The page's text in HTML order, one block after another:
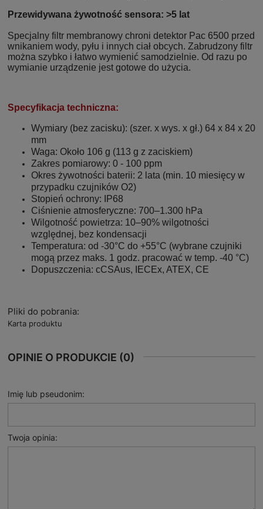
Przewidywana żywotność sensora: >5 lat
Specjalny filtr membranowy chroni detektor Pac 6500 przed
wnikaniem wody, pyłu i innych ciał obcych. Zabrudzony filtr
można szybko i łatwo wymienić samodzielnie. Od razu po
wymianie urządzenie jest gotowe do użycia.
Specyfikacja techniczna:
Wymiary (bez zacisku): (szer. x wys. x gł.) 64 x 84 x 20
mm
Waga: Około 106 g (113 g z zaciskiem)
Zakres pomiarowy: 0 - 100 ppm
Okres żywotności baterii: 2 lata (min. 10 miesięcy w
przypadku czujników O2)
Stopień ochrony: IP68
Ciśnienie atmosferyczne: 700–1.300 hPa
Wilgotność powietrza: 10–90% wilgotności
względnej, bez kondensacji
Temperatura: od -30°C do +55°C (wybrane czujniki
mogą przez maks. 1 godz. pracować w temp. -40 °C)
Dopuszczenia: cCSAus, IECEx, ATEX, CE
Pliki do pobrania:
Karta produktu
OPINIE O PRODUKCIE (0)
Imię lub pseudonim:
Twoja opinia: